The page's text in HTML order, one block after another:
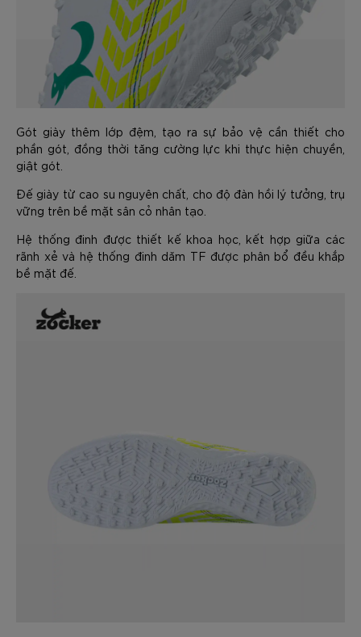
Gót giày thêm lớp đệm, tạo ra sự bảo vệ cần thiết cho
phần gót, đồng thời tăng cường lực khi thực hiện chuyền,
giật gót.
Đế giày từ cao su nguyên chất, cho độ đàn hồi lý tưởng, trụ
vững trên bề mặt sân cỏ nhân tạo.
Hệ thống đinh được thiết kế khoa học, kết hợp giữa các
rãnh xẻ và hệ thống đinh dăm TF được phân bổ đều khắp
bề mặt đế.